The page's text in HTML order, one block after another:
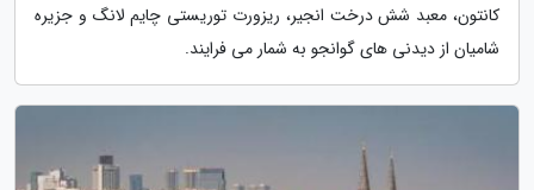
کانتون، معبد شش درخت انجیر، ریزورت توریستی چایم لانگ و جزیره
شامیان از دیدنی های گوانجو به شمار می فرایند.